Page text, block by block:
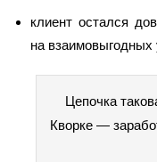
клиент остался
на взаимовыгодных
Цепочка
Кворке —